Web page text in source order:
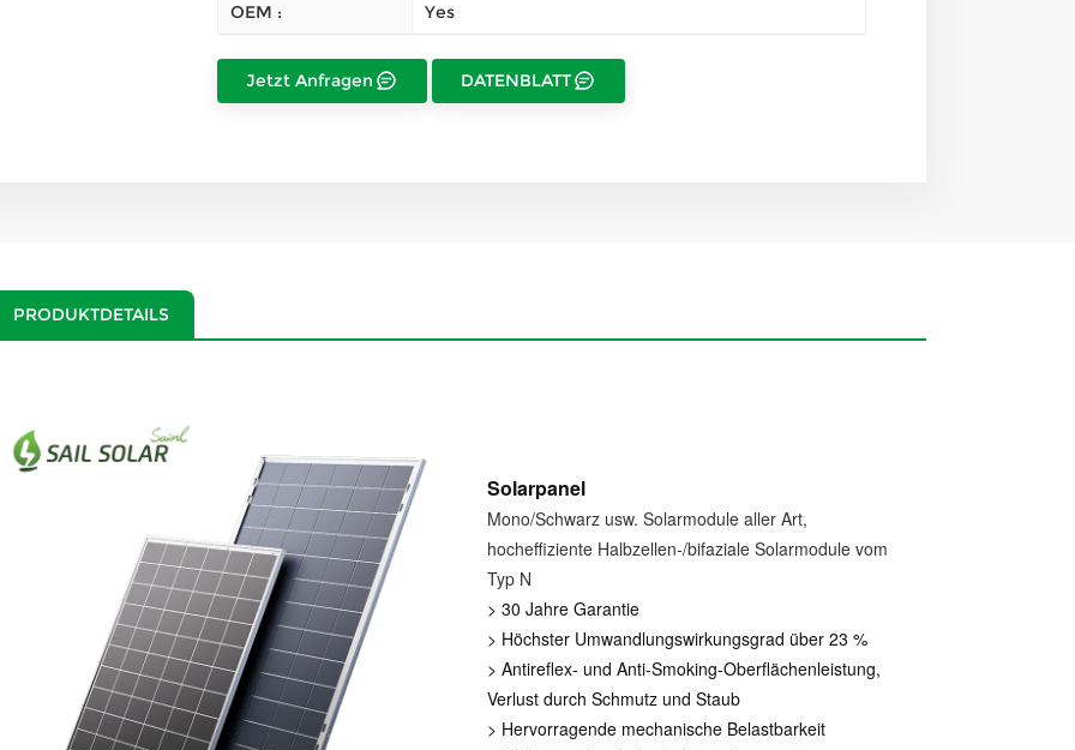
OEM : Yes
Jetzt Anfragen DATENBLATT
PRODUKTDETAILS
Solarpanel
Mono/Schwarz usw. Solarmodule aller Art,
hocheffiziente Halbzellen-/bifaziale Solarmodule vom
Typ N
> 30 Jahre Garantie
> Höchster Umwandlungswirkungsgrad über 23 %
> Antireflex- und Anti-Smoking-Oberflächenleistung,
Verlust durch Schmutz und Staub
> Hervorragende mechanische Belastbarkeit